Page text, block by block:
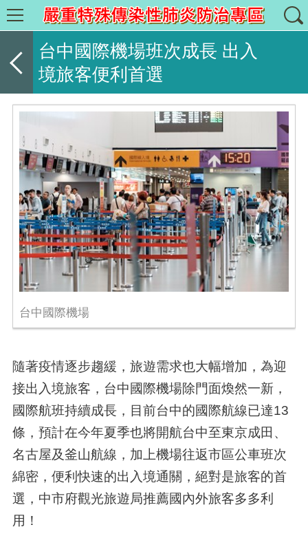
台中國際機場班次成長 出入
境旅客便利首選
台中國際機場
隨著疫情逐步趨緩，旅遊需求也大幅增加，為迎
接出入境旅客，台中國際機場除門面煥然一新，
國際航班持續成長，目前台中的國際航線已達13
條，預計在今年夏季也將開航台中至東京成田、
名古屋及釜山航線，加上機場往返市區公車班次
綿密，便利快速的出入境通關，絕對是旅客的首
選，中市府觀光旅遊局推薦國內外旅客多多利
用！